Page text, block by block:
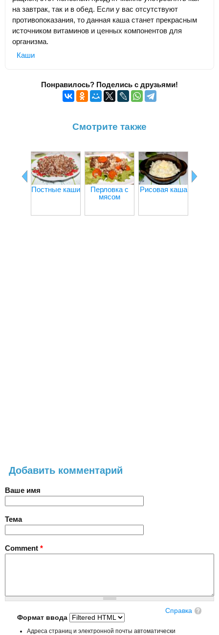
на завтрак, так и в обед. Если у вас отсутствуют
противопоказания, то данная каша станет прекрасным
источником витаминов и ценных компонентов для
организма.
Каши
Понравилось? Поделись с друзьями!
Смотрите также
Постные каши
Перловка с
мясом
Рисовая каша
Добавить комментарий
Ваше имя
Тема
Comment *
Справка
Формат ввода
Адреса страниц и электронной почты автоматически